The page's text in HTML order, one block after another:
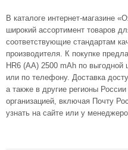
В каталоге интернет-магазине
широкий ассортимент товаров
соответствующие стандартам
производителя. К покупке
HR6 (АА) 2500 mAh по
или по телефону. Доставка
а также в другие регионы
организацией, включая Почту
узнать на сайте или у